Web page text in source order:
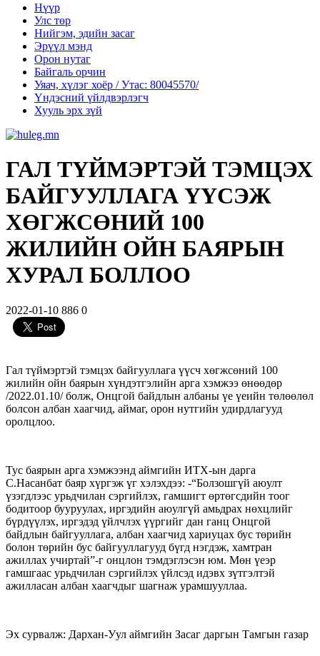
Нүүр
Улс төр
Нийгэм, эдийн засаг
Эрүүл мэнд
Орон нутаг
Байгаль орчин
Уяач, хүлэг хоёр / Утас: 80045570/
Үндэсний үйлдвэрлэгч
Хууль эрх зүй
ГАЛ ТҮЙМЭРТЭЙ ТЭМЦЭХ
БАЙГУУЛЛАГА ҮҮСЭЖ
ХӨГЖСӨНИЙ 100
ЖИЛИЙН ОЙН БАЯРЫН
ХУРАЛ БОЛЛОО
2022-01-10 886 0
Гал түймэртэй тэмцэх байгууллага үүсч хөгжсөний 100
жилийн ойн баярын хүндэтгэлийн арга хэмжээ өнөөдөр
/2022.01.10/ болж, Онцгой байдлын албаны үе үеийн төлөөлөл
болсон албан хаагчид, аймаг, орон нутгийн удирдлагууд
оролцлоо.
Тус баярын арга хэмжээнд аймгийн ИТХ-ын дарга
С.Насанбат баяр хүргэж үг хэлэхдээ: -“Болзошгүй аюулт
үзэгдлээс урьдчилан сэргийлэх, гамшигт өртөгсдийн тоог
бодитоор бууруулах, иргэдийн аюулгүй амьдрах нөхцлийг
бүрдүүлэх, иргэдэд үйлчлэх үүргийг дан ганц Онцгой
байдлын байгууллага, албан хаагчид хариуцах бус төрийн
болон төрийн бус байгууллагууд бүгд нэгдэж, хамтран
ажиллах учиртай”-г онцлон тэмдэглэсэн юм. Мөн үеэр
гамшгаас урьдчилан сэргийлэх үйлсэд идэвх зүтгэлтэй
ажилласан албан хаагчдыг шагнаж урамшууллаа.
Эх сурвалж: Дархан-Уул аймгийн Засаг даргын Тамгын газар